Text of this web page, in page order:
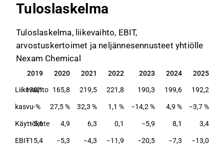
Tuloslaskelma
Tuloslaskelma, liikevaihto, EBIT,
arvostuskertoimet ja neljännesennusteet yhtiölle
Nexam Chemical
2019 2020 2021 2022 2023 2024 2025
2019 2020 2021 2022 2023 2024 2025
Liikevaihto
130,1 165,8 219,5 221,8 190,3 199,6 192,2
kasvu-% 27,5 % 32,3 % 1,1 % −14,2 % 4,9 % −3,7 %
Käyttökate
−5,6 4,9 6,3 0,1 −5,9 8,1 3,4
EBIT−15,4 −5,3 −4,3 −11,9 −20,5 −7,3 −13,0